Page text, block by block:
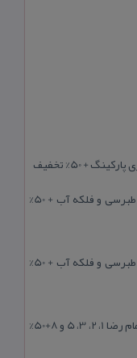
+ 50% تخفیف
لیست هتل آپارتمان های مشهد در هتل خیابان طبرسی و فلکه آب + 50%
لیست هتل آپارتمان های مشهد در هتل خیابان طبرسی و فلکه آب + 50%
رزرو هتل در خیابان امام رضا مشهد | هتل‌ های امام رضا 1، 2، 3، 5 و 8+50%